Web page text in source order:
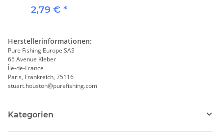
2,79 € *
Herstellerinformationen:
Pure Fishing Europe SAS
65 Avenue Kleber
Île-de-France
Paris, Frankreich, 75116
stuart.houston@purefishing.com
Kategorien